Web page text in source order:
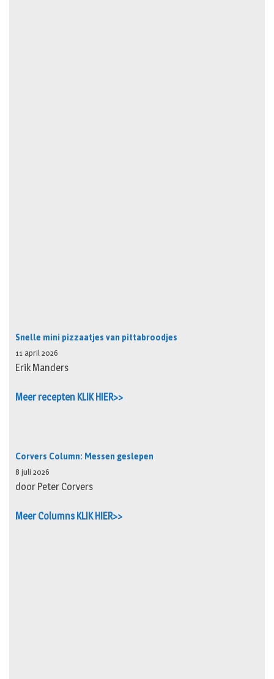
Snelle mini pizzaatjes van pittabroodjes
11 april 2026
Erik Manders
Meer recepten KLIK HIER>>
Corvers Column: Messen geslepen
8 juli 2026
door Peter Corvers
Meer Columns KLIK HIER>>